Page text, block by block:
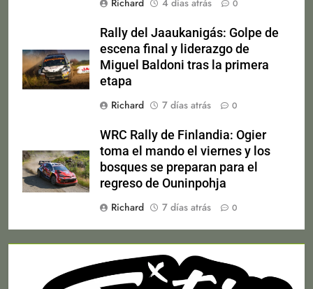
Richard
4 días atrás 0
Rally del Jaaukanigás: Golpe de
escena final y liderazgo de
Miguel Baldoni tras la primera
etapa
Richard
7 días atrás 0
WRC Rally de Finlandia: Ogier
toma el mando el viernes y los
bosques se preparan para el
regreso de Ouninpohja
Richard
7 días atrás 0